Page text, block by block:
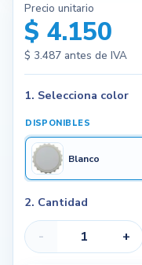
Precio unitario
$ 4.150
$ 3.487antes de IVA
1. Selecciona color
DISPONIBLES
Blanco
2. Cantidad
- +